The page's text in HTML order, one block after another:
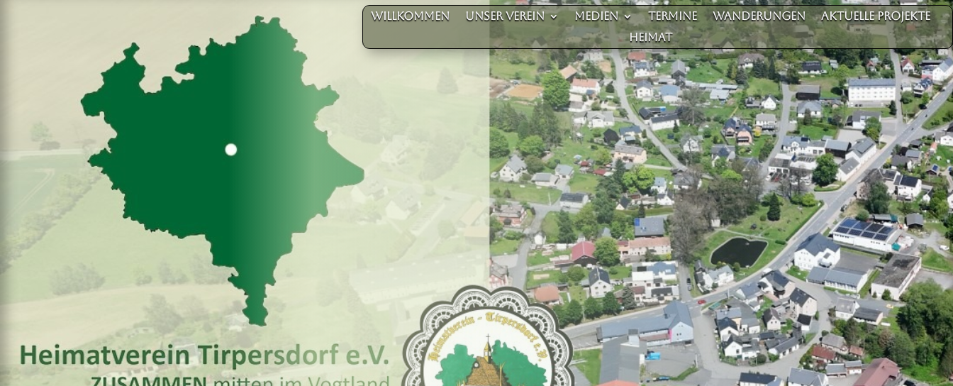
Willkommen unser Verein Medien Termine Wanderungen
aktuelle Projekte
Heimat